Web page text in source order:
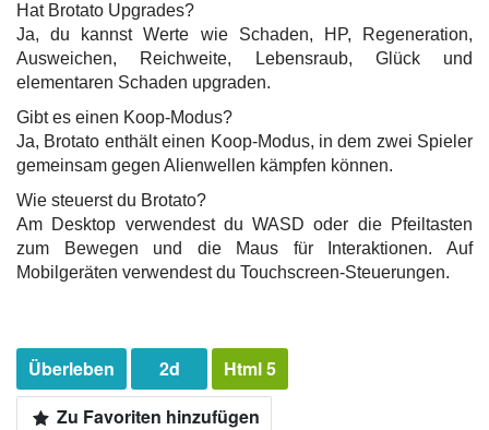
Hat Brotato Upgrades?
Ja, du kannst Werte wie Schaden, HP, Regeneration,
Ausweichen, Reichweite, Lebensraub, Glück und
elementaren Schaden upgraden.
Gibt es einen Koop-Modus?
Ja, Brotato enthält einen Koop-Modus, in dem zwei Spieler
gemeinsam gegen Alienwellen kämpfen können.
Wie steuerst du Brotato?
Am Desktop verwendest du WASD oder die Pfeiltasten
zum Bewegen und die Maus für Interaktionen. Auf
Mobilgeräten verwendest du Touchscreen-Steuerungen.
Überleben 2d
Html 5
Zu Favoriten hinzufügen